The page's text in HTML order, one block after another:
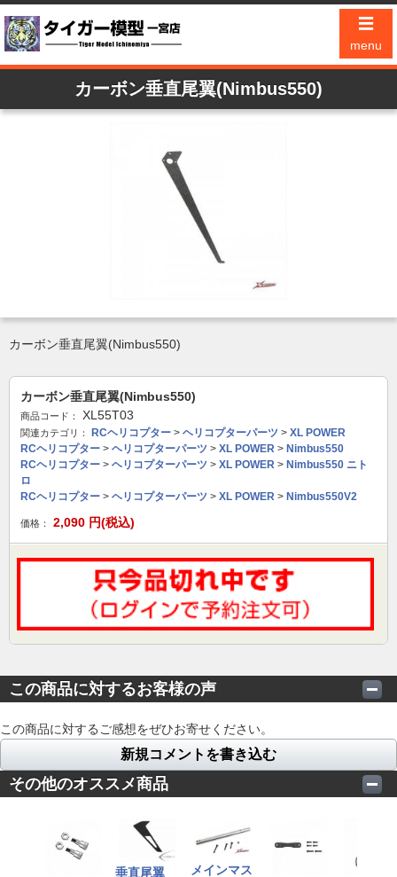
☰
menu
カーボン垂直尾翼(Nimbus550)
カーボン垂直尾翼(Nimbus550)
カーボン垂直尾翼(Nimbus550)
商品コード： XL55T03
関連カテゴリ： RCヘリコプター > ヘリコプターパーツ > XL POWER
RCヘリコプター > ヘリコプターパーツ > XL POWER > Nimbus550
RCヘリコプター > ヘリコプターパーツ > XL POWER > Nimbus550 ニト
ロ
RCヘリコプター > ヘリコプターパーツ > XL POWER > Nimbus550V2
価格： 2,090 円(税込)
この商品に対するお客様の声
この商品に対するご感想をぜひお寄せください。
新規コメントを書き込む
その他のオススメ商品
垂直尾翼
メインマス